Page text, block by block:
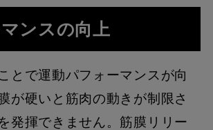
ンスの向上
とで運動パフォーマンスが向
が硬いと筋肉の動きが制限さ
発揮できません。筋膜リリー